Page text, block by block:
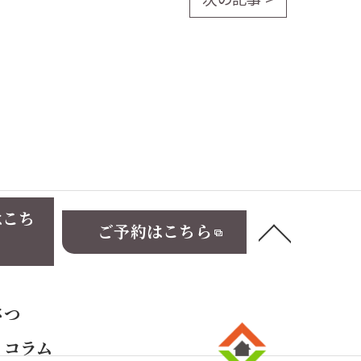
ち
ご予約はこちら
コラム